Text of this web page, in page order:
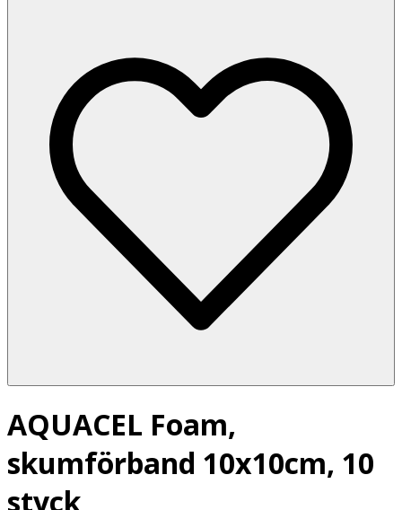
AQUACEL Foam,
skumförband 10x10cm, 10
styck